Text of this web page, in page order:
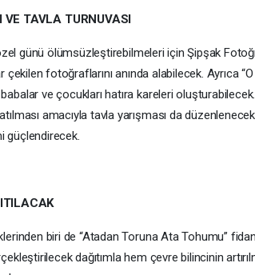
TAVLA TURNUVASI
günü ölümsüzleştirebilmeleri için Şipşak
çekilen fotoğraflarını anında alabilecek. Ayrıca
ve çocukları hatıra kareleri
amacıyla tavla yarışması da
güçlendirecek.
biri de “Atadan Toruna Ata Tohumu”
dağıtımla hem çevre bilincinin